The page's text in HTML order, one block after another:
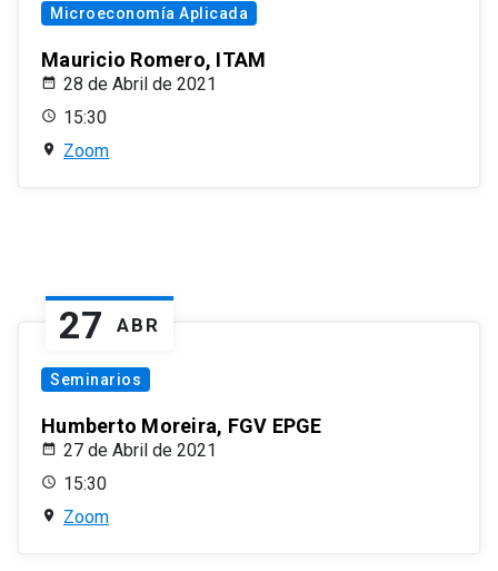
Microeconomía Aplicada
Mauricio Romero, ITAM
28 de Abril de 2021
15:30
Zoom
27 ABR
Seminarios
Humberto Moreira, FGV EPGE
27 de Abril de 2021
15:30
Zoom